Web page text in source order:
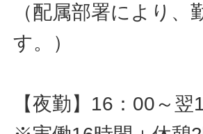
（配属部署により
す。）
【夜勤】16：00～翌